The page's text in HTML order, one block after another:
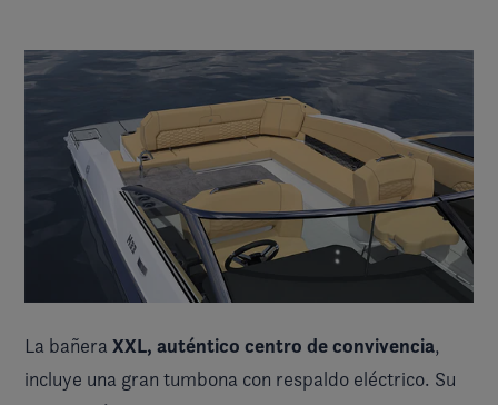
La bañera XXL, auténtico centro de convivencia,
incluye una gran tumbona con respaldo eléctrico. Su